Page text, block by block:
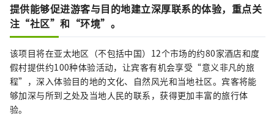
提供能够促进游客与目的地建立深厚联系的体验，重点关
注“社区”和“环境”。
该项目将在亚太地区（不包括中国）12个市场的约80家酒店和度
假村提供约100种体验活动，让宾客有机会享受“意义非凡的旅
程”，深入体验目的地的文化、自然风光和当地社区。宾客将能
够加深与所到之处及当地人民的联系，获得更加丰富的旅行体
验。